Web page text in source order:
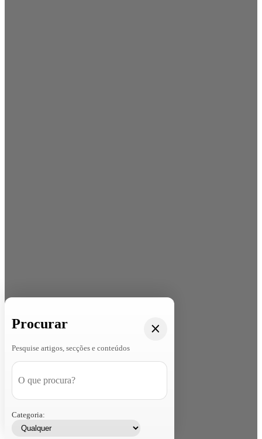
Procurar
Pesquise artigos, secções e conteúdos
Categoria: